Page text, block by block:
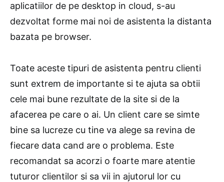
aplicatiilor de pe desktop in cloud, s-au
dezvoltat forme mai noi de asistenta la distanta
bazata pe browser.
Toate aceste tipuri de asistenta pentru clienti
sunt extrem de importante si te ajuta sa obtii
cele mai bune rezultate de la site si de la
afacerea pe care o ai. Un client care se simte
bine sa lucreze cu tine va alege sa revina de
fiecare data cand are o problema. Este
recomandat sa acorzi o foarte mare atentie
tuturor clientilor si sa vii in ajutorul lor cu